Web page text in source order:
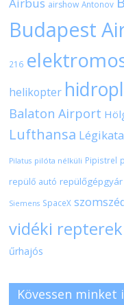
Airbus airshow Antonov
Budapest
216
helikopter
Balaton Airport
Lufthansa
Pilatus pilóta nélküli Pipistrel
repülő autó repülőgépgyár
Siemens SpaceX
vidéki repterek
űrhajós
Kövessen minket